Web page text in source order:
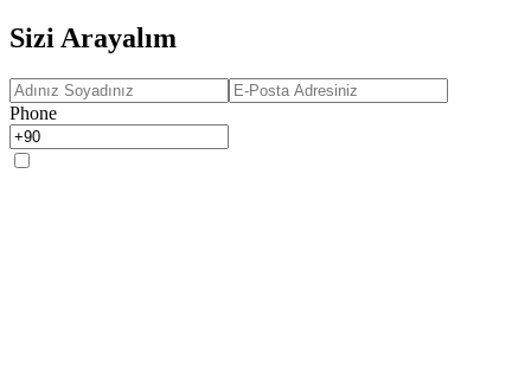
Sizi Arayalım
Phone